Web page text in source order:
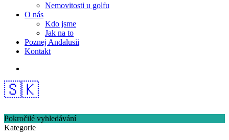
Nemovitosti u golfu
O nás
Kdo jsme
Jak na to
Poznej Andalusii
Kontakt
🇸🇰
Pokročilé vyhledávání
Kategorie